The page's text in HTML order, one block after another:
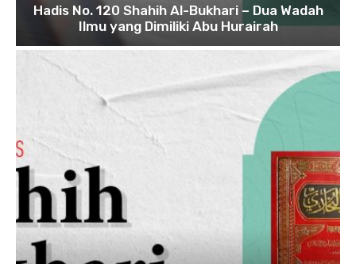
Hadis No. 120 Shahih Al-Bukhari – Dua Wadah
Ilmu yang Dimiliki Abu Hurairah